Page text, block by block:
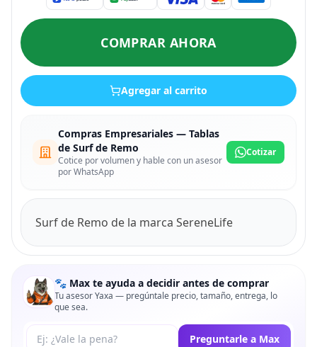
COMPRAR AHORA
Agregar al carrito
Compras Empresariales — Tablas
de Surf de Remo
Cotice por volumen y hable con un asesor
por WhatsApp
Cotizar
Surf de Remo de la marca SereneLife
🐾 Max te ayuda a decidir antes de comprar
Tu asesor Yaxa — pregúntale precio, tamaño, entrega, lo
que sea.
Tu pregunta a Max Preguntarle a Max